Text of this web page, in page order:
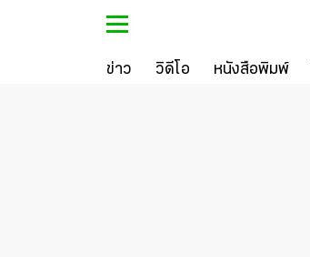
ข่าว วิดีโอ หนังสือพิมพ์